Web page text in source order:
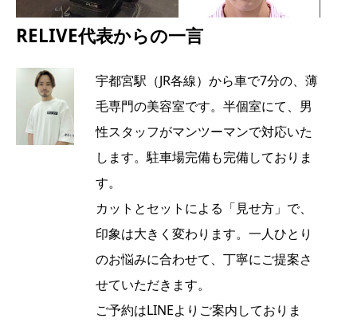
RELIVE代表からの一言
宇都宮駅（JR各線）から車で7分の、薄
毛専門の美容室です。半個室にて、男
性スタッフがマンツーマンで対応いた
します。駐車場完備も完備しておりま
す。
カットとセットによる「見せ方」で、
印象は大きく変わります。一人ひとり
のお悩みに合わせて、丁寧にご提案さ
せていただきます。
ご予約はLINEよりご案内しておりま